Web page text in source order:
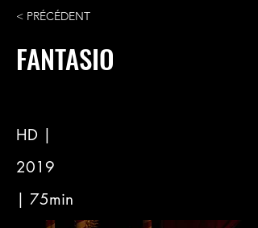
< PRÉCÉDENT
FANTASIO
HD |
2019
| 75min